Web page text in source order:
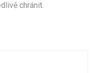
chránit.